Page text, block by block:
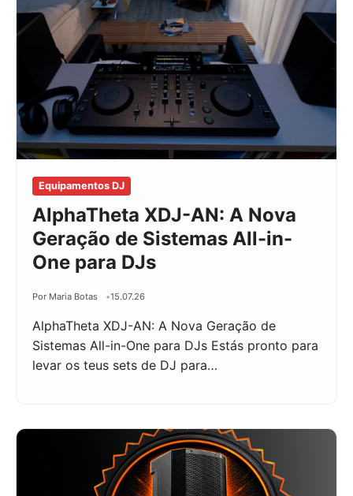
Equipamentos DJ
AlphaTheta XDJ-AN: A Nova
Geração de Sistemas All-in-
One para DJs
Por Maria Botas 15.07.26
AlphaTheta XDJ-AN: A Nova Geração de
Sistemas All-in-One para DJs Estás pronto para
levar os teus sets de DJ para…